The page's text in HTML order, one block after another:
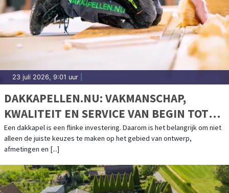
23 juli 2026, 9:01 uur
DAKKAPELLEN.NU: VAKMANSCHAP,
KWALITEIT EN SERVICE VAN BEGIN TOT
EIND
Een dakkapel is een flinke investering. Daarom is het belangrijk om niet
alleen de juiste keuzes te maken op het gebied van ontwerp,
afmetingen en [...]